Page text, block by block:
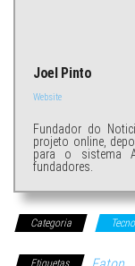
Joel Pinto
Website
Fundador do
projeto online,
para o sistema
fundadores.
Categoria
Etiquetas